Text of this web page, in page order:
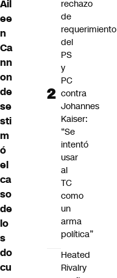
Ail
ee
n
Ca
nn
on
de
se
sti
m
ó
el
ca
so
de
lo
s
do
cu
rechazo
de
requerimiento
del
PS
y
PC
contra
Johannes
Kaiser:
“Se
intentó
usar
al
TC
como
un
arma
política”
Heated
Rivalry